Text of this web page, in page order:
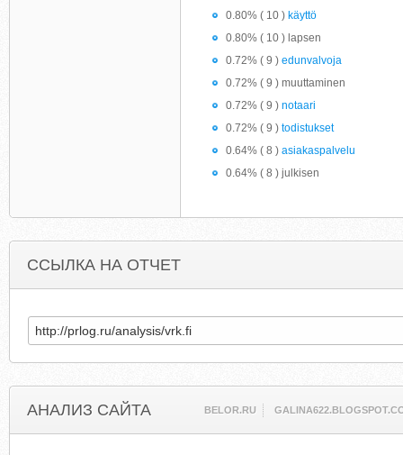
0.80% ( 10 ) käyttö
0.80% ( 10 ) lapsen
0.72% ( 9 ) edunvalvoja
0.72% ( 9 ) muuttaminen
0.72% ( 9 ) notaari
0.72% ( 9 ) todistukset
0.64% ( 8 ) asiakaspalvelu
0.64% ( 8 ) julkisen
ССЫЛКА НА ОТЧЕТ
АНАЛИЗ САЙТА BELOR.RU